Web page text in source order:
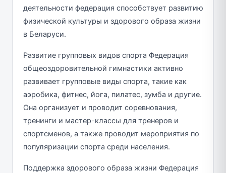
деятельности федерация способствует развитию
физической культуры и здорового образа жизни
в Беларуси.
Развитие групповых видов спорта Федерация
общеоздоровительной гимнастики активно
развивает групповые виды спорта, такие как
аэробика, фитнес, йога, пилатес, зумба и другие.
Она организует и проводит соревнования,
тренинги и мастер-классы для тренеров и
спортсменов, а также проводит мероприятия по
популяризации спорта среди населения.
Поддержка здорового образа жизни Федерация